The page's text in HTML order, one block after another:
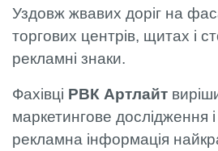
Уздовж жвавих доріг на
торгових центрів, щитах і
рекламні знаки.
Фахівці РВК Артлайт
маркетингове дослідження
рекламна інформація